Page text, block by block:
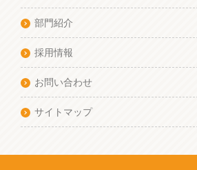
部門紹介
採用情報
お問い合わせ
サイトマップ